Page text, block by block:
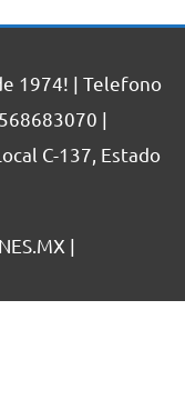
1974! | Telefono
|
C-137, Estado
|